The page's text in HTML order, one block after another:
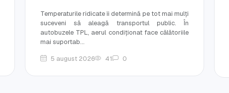
Temperaturile ridicate îi determină pe tot mai mulți
suceveni să aleagă transportul public. În
autobuzele TPL, aerul condiționat face călătoriile
mai suportab...
5 august 2026
41 0